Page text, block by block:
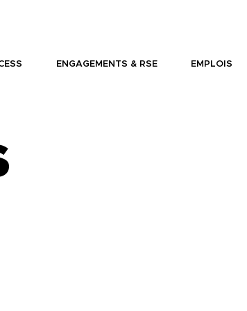
ENGAGEMENTS & RSE EMPLOIS